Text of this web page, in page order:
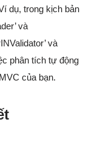
dụ, trong kịch bản
và
và
phân tích tự động
của bạn.